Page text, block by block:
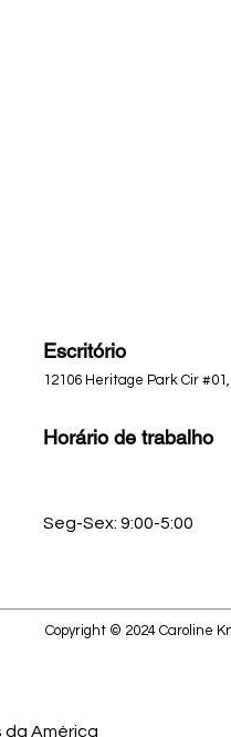
Escritório
12106 Heritage Park Cir
Horário de trabalho
Seg-Sex: 9:00-5:00
Copyright © 2024 Caroline
América